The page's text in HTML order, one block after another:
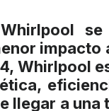
impacto
Whirlpool
llegar a